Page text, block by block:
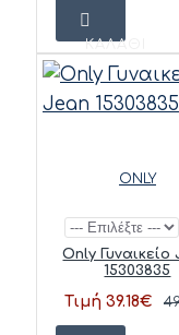
ΚΑΛΆΘΙ
ONLY
Only Γυναικείο
15303835
Τιμή 39.18€